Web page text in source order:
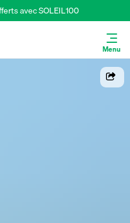
avec SOLEIL100
Menu